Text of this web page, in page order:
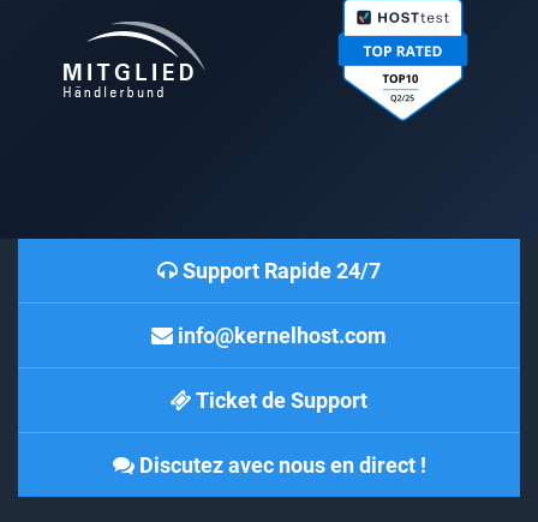
Support Rapide 24/7
info@kernelhost.com
Ticket de Support
Discutez avec nous en direct !